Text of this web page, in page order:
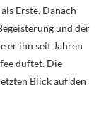
Erste. Danach
und der
er ihn seit Jahren
duftet. Die
Blick auf den